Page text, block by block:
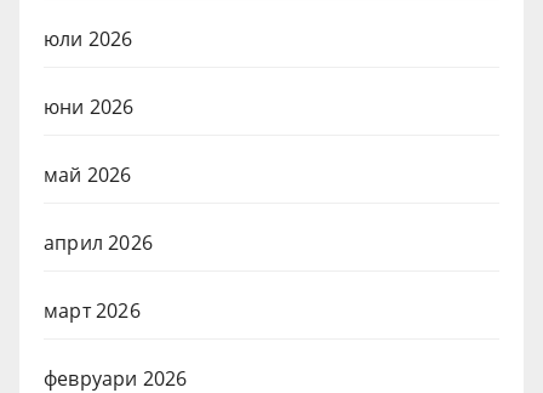
юли 2026
юни 2026
май 2026
април 2026
март 2026
февруари 2026